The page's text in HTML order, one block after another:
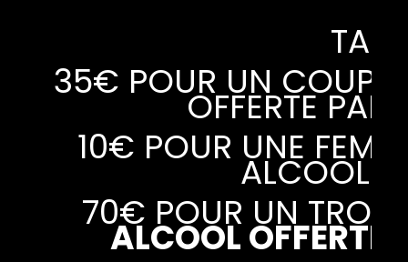
35€ POUR UN
OFFERTE PAR
10€ POUR UNE
ALCOOL
70€ POUR UN
ALCOOL OFFERTE